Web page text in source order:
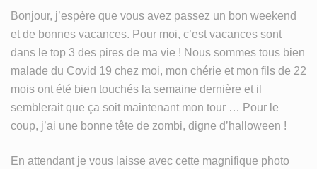
Bonjour, j’espère que vous avez passez un bon weekend
et de bonnes vacances. Pour moi, c’est vacances sont
dans le top 3 des pires de ma vie ! Nous sommes tous bien
malade du Covid 19 chez moi, mon chérie et mon fils de 22
mois ont été bien touchés la semaine dernière et il
semblerait que ça soit maintenant mon tour … Pour le
coup, j’ai une bonne tête de zombi, digne d’halloween !
En attendant je vous laisse avec cette magnifique photo